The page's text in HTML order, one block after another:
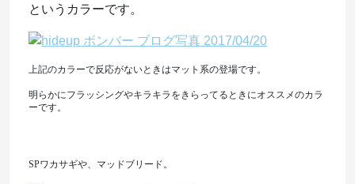
というカラーです。
上記のカラーで反応がないときはマット系の登場です。
明らかにフラッシングやキラキラをきらってるときにオススメのカラ
ーです。
SPワカサギや、マッドブリード。